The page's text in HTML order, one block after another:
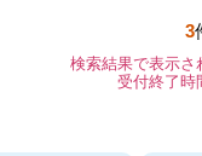
3
検索結果で表示さ
受付終了時